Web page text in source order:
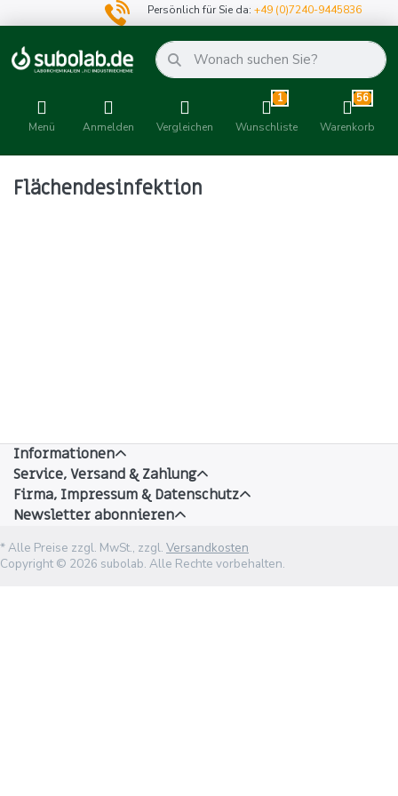
Persönlich für Sie da:+49 (0)7240-9445836
Menü Anmelden Vergleichen
1
Wunschliste
56
Warenkorb
Flächendesinfektion
Informationen
Service, Versand & Zahlung
Firma, Impressum & Datenschutz
Newsletter abonnieren
* Alle Preise zzgl. MwSt., zzgl. Versandkosten
Copyright © 2026 subolab. Alle Rechte vorbehalten.